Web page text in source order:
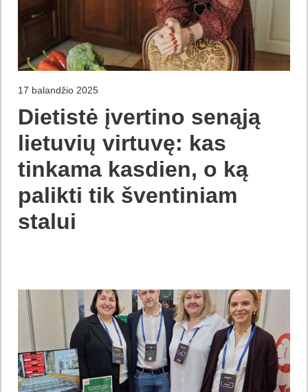
17 balandžio 2025
Dietistė įvertino senąją
lietuvių virtuvę: kas
tinkama kasdien, o ką
palikti tik šventiniam
stalui